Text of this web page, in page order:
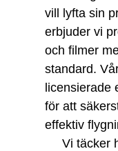
vill lyfta sin
erbjuder vi
och filmer
standard.
licensierade
för att
effektiv
Vi täcker